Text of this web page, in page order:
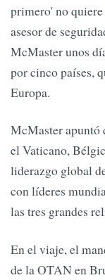
primero' no
asesor de
McMaster unos
por cinco países,
Europa.
McMaster apuntó
el Vaticano,
liderazgo global
con líderes
las tres grandes
En el viaje, el
de la OTAN en